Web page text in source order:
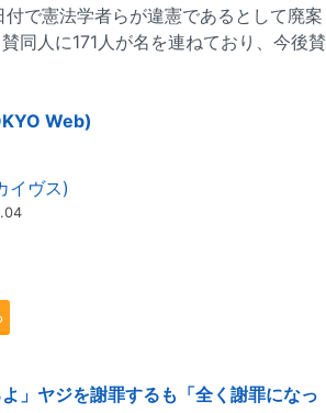
で憲法学者らが違憲であるとして廃案
同人に171人が名を連ねており、今後賛
Web)
イヴス)
」ヤジを謝罪するも「全く謝罪になっ